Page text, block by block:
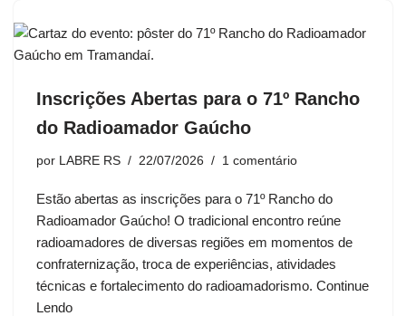
Inscrições Abertas para o 71º Rancho
do Radioamador Gaúcho
por LABRE RS 22/07/2026 1 comentário
Estão abertas as inscrições para o 71º Rancho do
Radioamador Gaúcho! O tradicional encontro reúne
radioamadores de diversas regiões em momentos de
confraternização, troca de experiências, atividades
técnicas e fortalecimento do radioamadorismo. Continue
Lendo